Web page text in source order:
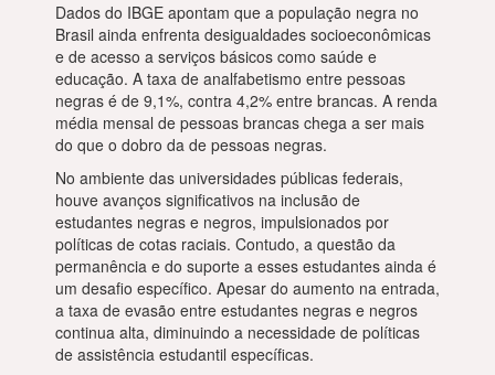
Dados do IBGE apontam que a população negra no
Brasil ainda enfrenta desigualdades socioeconômicas
e de acesso a serviços básicos como saúde e
educação. A taxa de analfabetismo entre pessoas
negras é de 9,1%, contra 4,2% entre brancas. A renda
média mensal de pessoas brancas chega a ser mais
do que o dobro da de pessoas negras.
No ambiente das universidades públicas federais,
houve avanços significativos na inclusão de
estudantes negras e negros, impulsionados por
políticas de cotas raciais. Contudo, a questão da
permanência e do suporte a esses estudantes ainda é
um desafio específico. Apesar do aumento na entrada,
a taxa de evasão entre estudantes negras e negros
continua alta, diminuindo a necessidade de políticas
de assistência estudantil específicas.